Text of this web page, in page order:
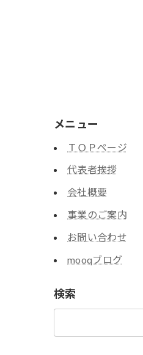
メニュー
ＴＯＰページ
代表者挨拶
会社概要
事業のご案内
お問い合わせ
mooqブログ
検索